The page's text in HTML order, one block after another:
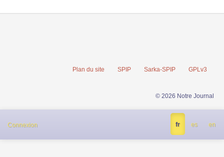
Plan du site SPIP Sarka-SPIP GPLv3
© 2026 Notre Journal
Connexion fr es en